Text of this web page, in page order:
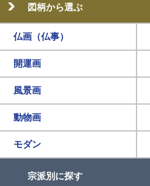
図柄から選ぶ
仏画（仏事）
開運画
風景画
動物画
モダン
宗派別に探す